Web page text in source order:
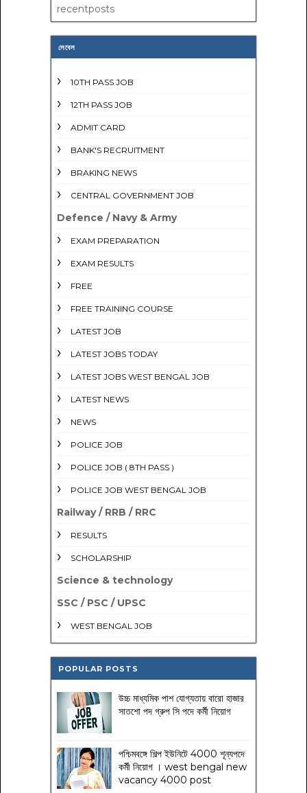
recentposts
লেবেল
10TH PASS JOB
12TH PASS JOB
ADMIT CARD
BANK'S RECRUITMENT
BRAKING NEWS
CENTRAL GOVERNMENT JOB
Defence / Navy & Army
EXAM PREPARATION
EXAM RESULTS
FREE
FREE TRAINING COURSE
LATEST JOB
LATEST JOBS TODAY
LATEST JOBS WEST BENGAL JOB
LATEST NEWS
NEWS
POLICE JOB
POLICE JOB ( 8TH PASS )
POLICE JOB WEST BENGAL JOB
Railway / RRB / RRC
RESULTS
SCHOLARSHIP
Science & technology
SSC / PSC / UPSC
WEST BENGAL JOB
POPULAR POSTS
উচ্চ মাধ্যমিক পাশ যোগ্যতায় বারো হাজার
সাতশো পদ গ্রুপ সি পদে কর্মী নিয়োগ
পশ্চিমবঙ্গে শিল্প ইউনিটে 4000 শূন্যপদে
কর্মী নিয়োগ । west bengal new
vacancy 4000 post